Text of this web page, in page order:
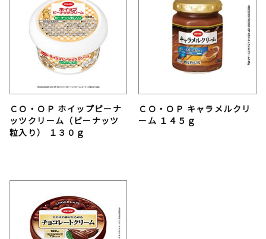
ＣＯ・ＯＰ ホイップピーナ
ッツクリーム（ピーナッツ
粒入り） １３０ｇ
ＣＯ・ＯＰ キャラメルクリ
ーム １４５ｇ